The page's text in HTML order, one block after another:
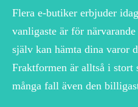
Flera e-butiker erbjuder
vanligaste är för
själv kan hämta dina varor
Fraktformen är alltså i
många fall även den